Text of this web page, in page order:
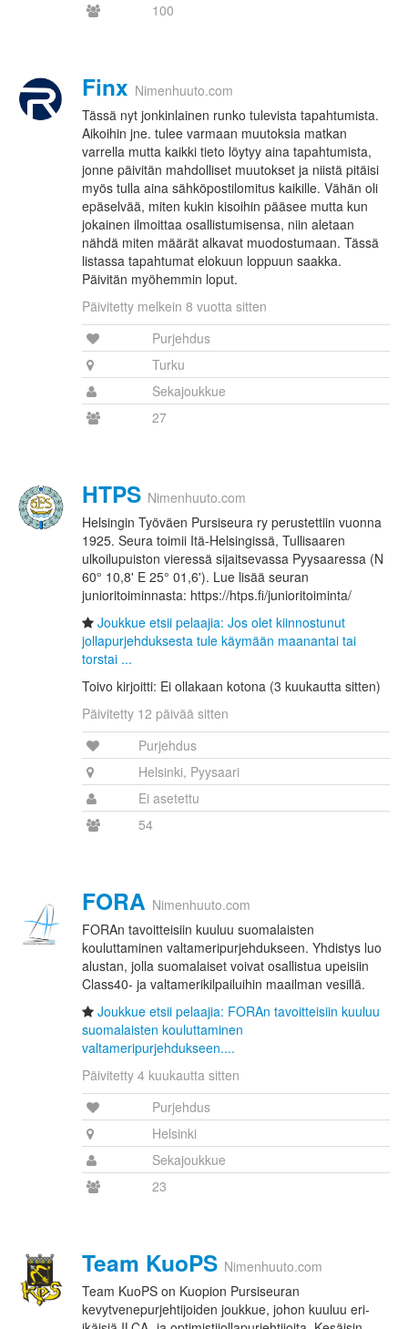
100
Finx Nimenhuuto.com
Tässä nyt jonkinlainen runko tulevista tapahtumista.
Aikoihin jne. tulee varmaan muutoksia matkan
varrella mutta kaikki tieto löytyy aina tapahtumista,
jonne päivitän mahdolliset muutokset ja niistä pitäisi
myös tulla aina sähköpostilomitus kaikille. Vähän oli
epäselvää, miten kukin kisoihin pääsee mutta kun
jokainen ilmoittaa osallistumisensa, niin aletaan
nähdä miten määrät alkavat muodostumaan. Tässä
listassa tapahtumat elokuun loppuun saakka.
Päivitän myöhemmin loput.
Päivitetty melkein 8 vuotta sitten
Purjehdus
Turku
Sekajoukkue
27
HTPS Nimenhuuto.com
Helsingin Työväen Pursiseura ry perustettiin vuonna
1925. Seura toimii Itä-Helsingissä, Tullisaaren
ulkoilupuiston vieressä sijaitsevassa Pyysaaressa (N
60° 10,8' E 25° 01,6'). Lue lisää seuran
junioritoiminnasta: https://htps.fi/junioritoiminta/
Joukkue etsii pelaajia: Jos olet kiinnostunut
jollapurjehduksesta tule käymään maanantai tai
torstai ...
Toivo kirjoitti: Ei ollakaan kotona (3 kuukautta sitten)
Päivitetty 12 päivää sitten
Purjehdus
Helsinki, Pyysaari
Ei asetettu
54
FORA Nimenhuuto.com
FORAn tavoitteisiin kuuluu suomalaisten
kouluttaminen valtameripurjehdukseen. Yhdistys luo
alustan, jolla suomalaiset voivat osallistua upeisiin
Class40- ja valtamerikilpailuihin maailman vesillä.
Joukkue etsii pelaajia: FORAn tavoitteisiin kuuluu
suomalaisten kouluttaminen
valtameripurjehdukseen....
Päivitetty 4 kuukautta sitten
Purjehdus
Helsinki
Sekajoukkue
23
Team KuoPS Nimenhuuto.com
Team KuoPS on Kuopion Pursiseuran
kevytvenepurjehtijoiden joukkue, johon kuuluu eri-